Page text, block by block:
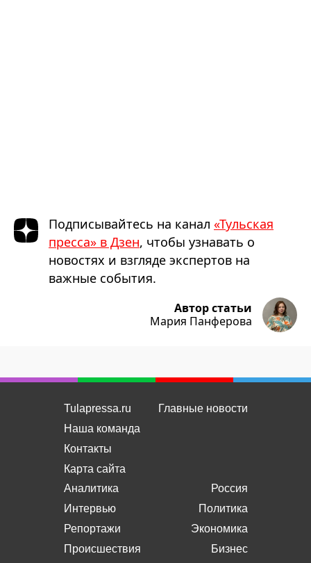
Подписывайтесь на канал «Тульская
пресса» в Дзен, чтобы узнавать о
новостях и взгляде экспертов на
важные события.
Автор статьи
Мария Панферова
Tulapressa.ru
Наша команда
Контакты
Карта сайта
Главные новости
Аналитика
Интервью
Репортажи
Происшествия
Россия
Политика
Экономика
Бизнес